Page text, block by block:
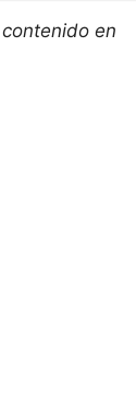
en